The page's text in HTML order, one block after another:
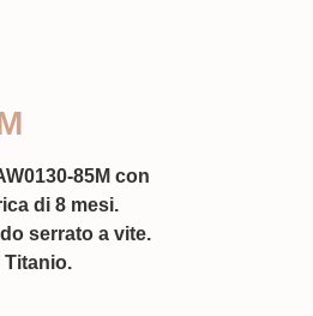
85M con
di 8 mesi.
serrato a vite.
Titanio.